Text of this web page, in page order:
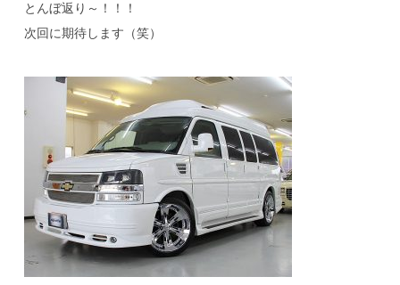
とんぼ返り～！！！
次回に期待します（笑）